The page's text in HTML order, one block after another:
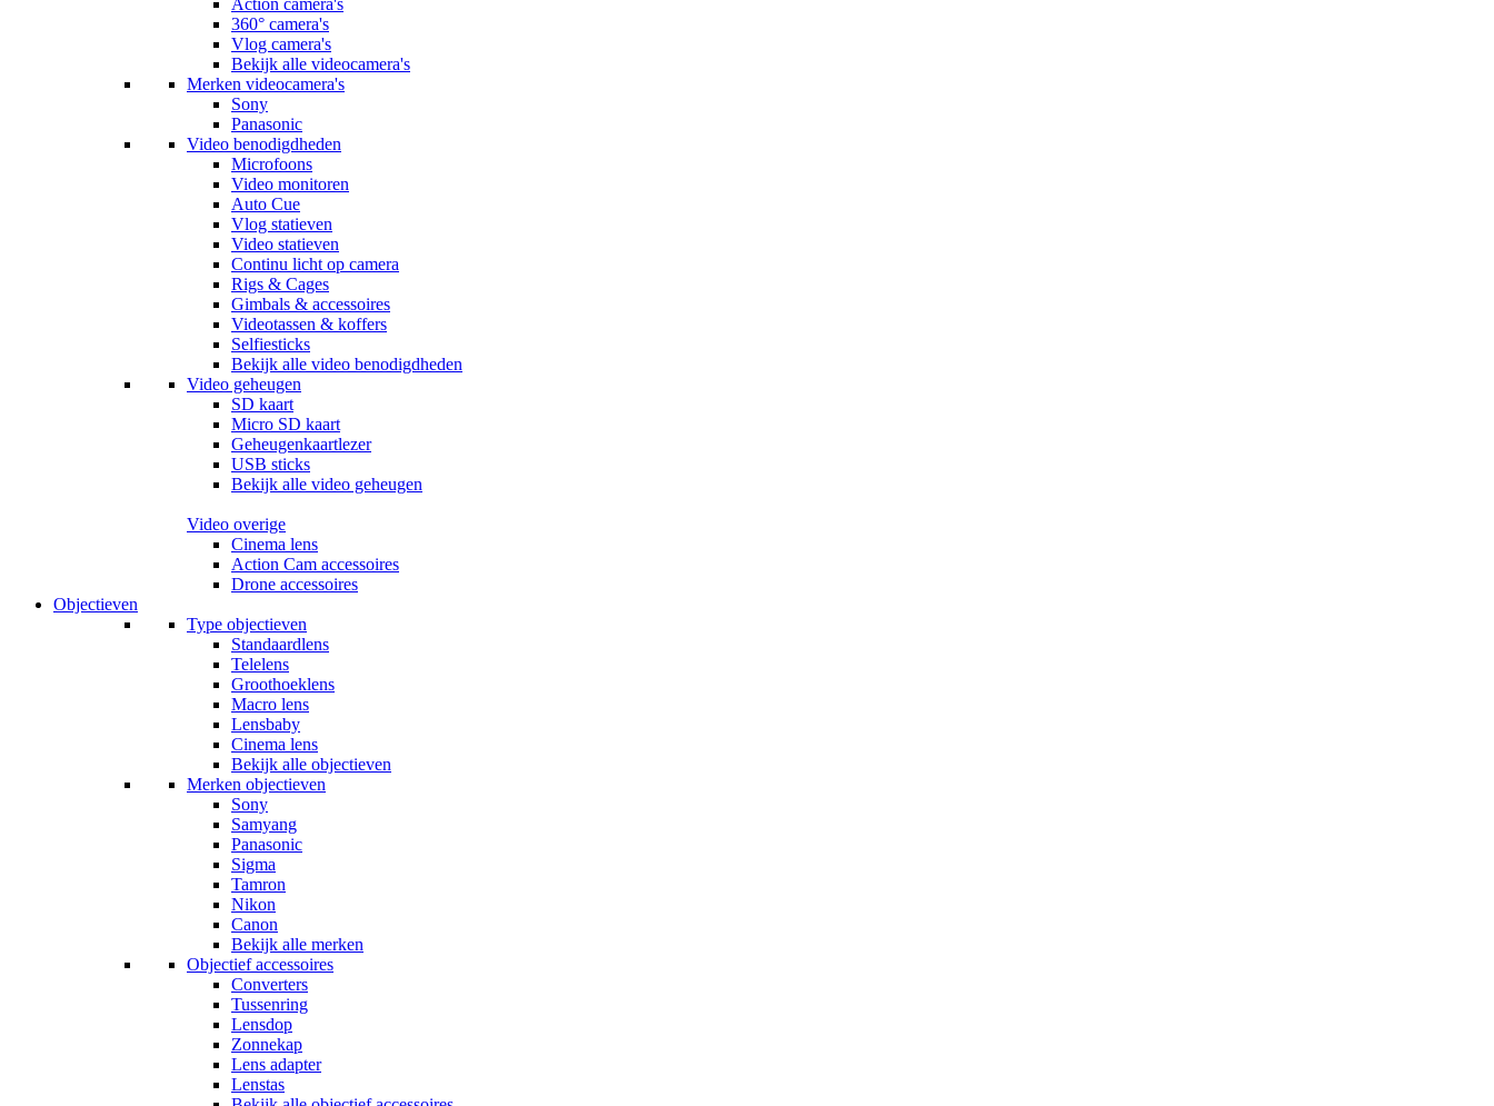
360° camera's
Vlog camera's
Bekijk alle videocamera's
Merken videocamera's
Sony
Panasonic
Video benodigdheden
Microfoons
Video monitoren
Auto Cue
Vlog statieven
Video statieven
Continu licht op camera
Rigs & Cages
Gimbals & accessoires
Videotassen & koffers
Selfiesticks
Bekijk alle video benodigdheden
Video geheugen
SD kaart
Micro SD kaart
Geheugenkaartlezer
USB sticks
Bekijk alle video geheugen
Video overige
Cinema lens
Action Cam accessoires
Drone accessoires
Objectieven
Type objectieven
Standaardlens
Telelens
Groothoeklens
Macro lens
Lensbaby
Cinema lens
Bekijk alle objectieven
Merken objectieven
Sony
Samyang
Panasonic
Sigma
Tamron
Nikon
Canon
Bekijk alle merken
Objectief accessoires
Converters
Tussenring
Lensdop
Zonnekap
Lens adapter
Lenstas